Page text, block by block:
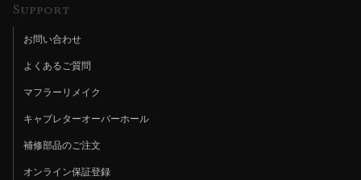
Support
お問い合わせ
よくあるご質問
マフラーリメイク
キャブレターオーバーホール
補修部品のご注文
オンライン保証登録